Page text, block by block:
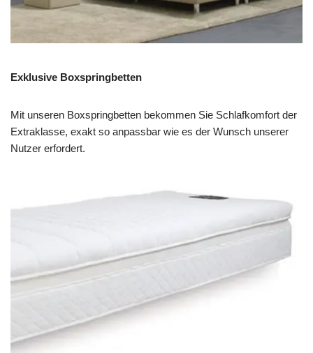
Exklusive Boxspringbetten
Mit unseren Boxspringbetten bekommen Sie Schlafkomfort der
Extraklasse, exakt so anpassbar wie es der Wunsch unserer
Nutzer erfordert.